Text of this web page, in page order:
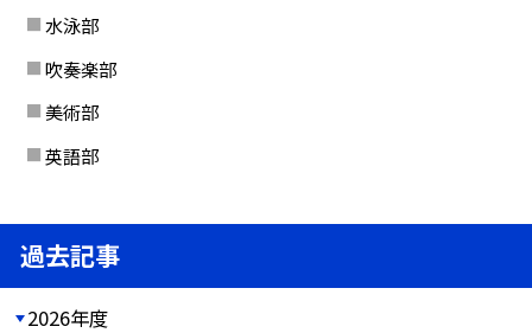
水泳部
吹奏楽部
美術部
英語部
過去記事
2026年度